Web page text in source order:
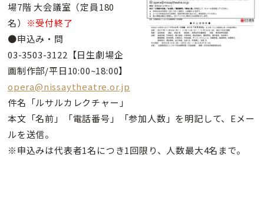
場7階 大会議室（定員180
名）
※受付終了
●申込み・問
03-3503-3122【日生劇場企
画制作部/平日10:00~18:00】
opera@nissaytheatre.or.jp
件名「ルサルカレクチャー」
本文「名前」「電話番号」「参加人数」を明記して、Eメー
ルを送信。
※申込みは代表者1名につき1回限り、人数最大4名まで。